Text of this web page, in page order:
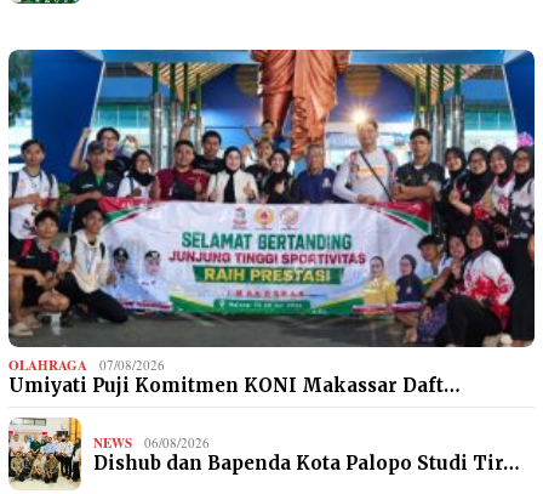
OLAHRAGA 07/08/2026
Umiyati Puji Komitmen KONI Makassar Daft…
NEWS 06/08/2026
Dishub dan Bapenda Kota Palopo Studi Tir…